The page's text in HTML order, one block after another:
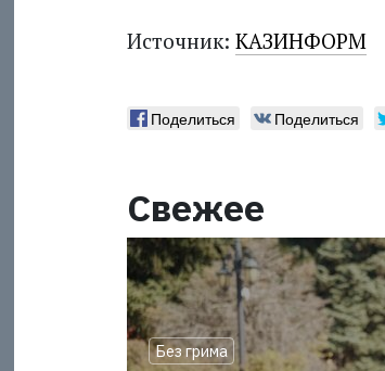
Источник: КАЗИНФОРМ
Поделиться Поделиться
Свежее
Без грима